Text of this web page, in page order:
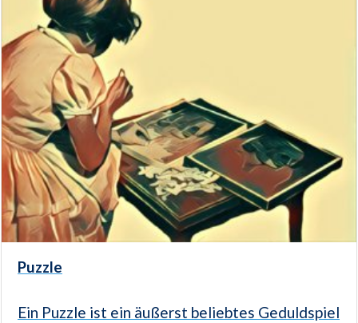
Puzzle
Ein Puzzle ist ein äußerst beliebtes Geduldspiel